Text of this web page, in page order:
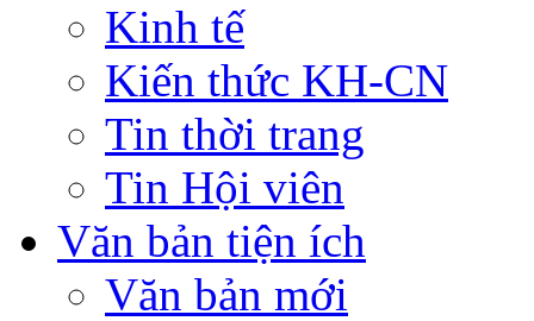
Kinh tế
Kiến thức KH-CN
Tin thời trang
Tin Hội viên
Văn bản tiện ích
Văn bản mới